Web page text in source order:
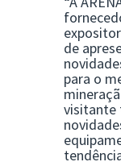
de
para o
visitante